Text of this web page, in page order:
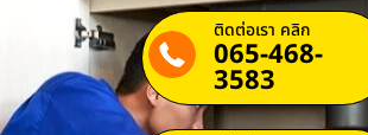
ติดต่อเรา คลิก
065-468-
3583